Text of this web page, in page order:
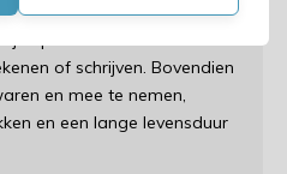
Ze hebben meestal een
of schrijven. Bovendien
en mee te nemen,
en een lange levensduur